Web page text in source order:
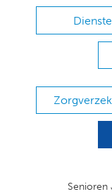
Senioren